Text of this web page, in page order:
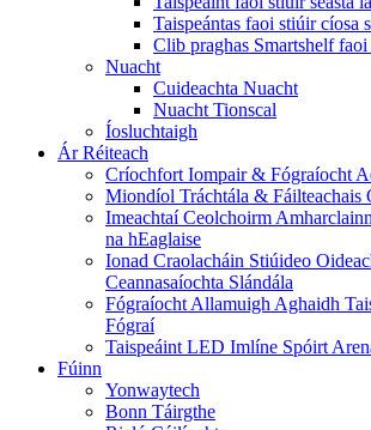
Taispeántas faoi stiúir cíosa
Clib praghas Smartshelf
Nuacht
Cuideachta Nuacht
Nuacht Tionscal
Íosluchtaigh
Ár Réiteach
Críochfort Iompair & Fógraíocht
Miondíol Tráchtála & Fáilteachais
Imeachtaí Ceolchoirm
na hEaglaise
Ionad Craolacháin Stiúideo
Ceannasaíochta Slándála
Fógraíocht Allamuigh Aghaidh
Fógraí
Taispeáint LED Imlíne Spóirt
Fúinn
Yonwaytech
Bonn Táirgthe